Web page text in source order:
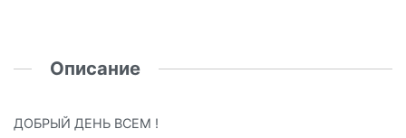
Описание
ДОБРЫЙ ДЕНЬ ВСЕМ !